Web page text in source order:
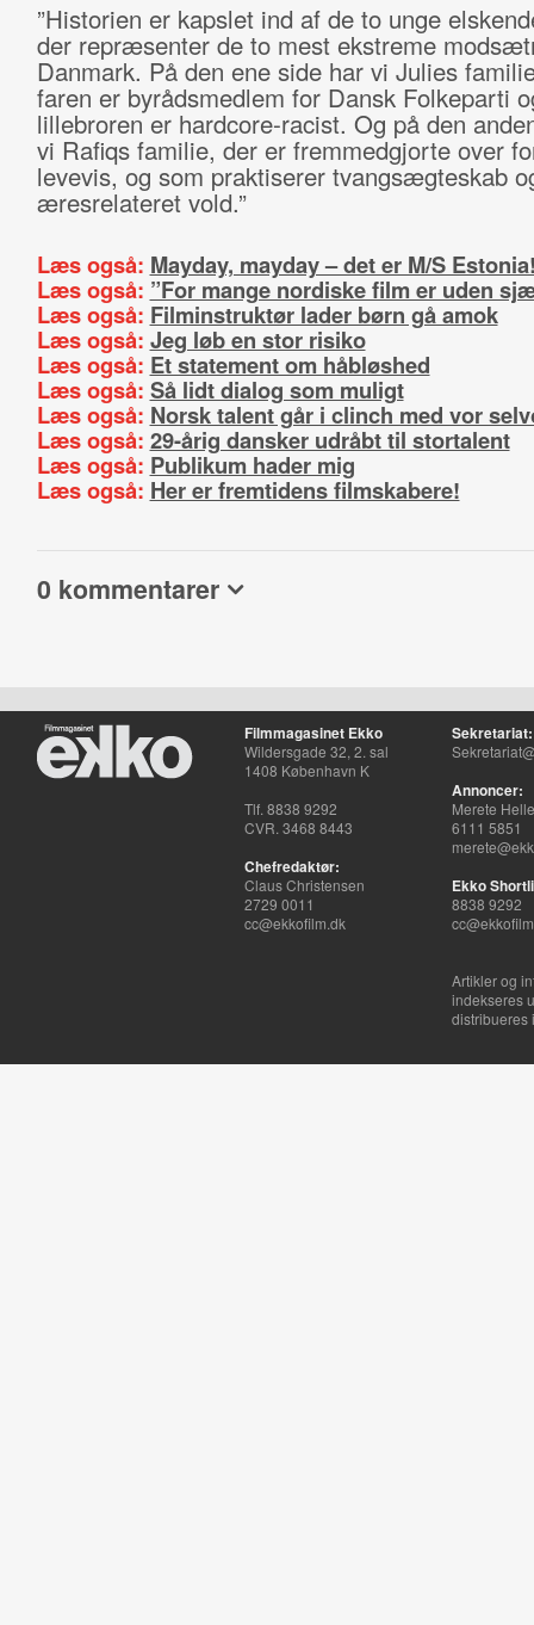
”Historien er kapslet ind af de to unge
der repræsenter de to mest ekstreme
Danmark. På den ene side har vi Julies
faren er byrådsmedlem for Dansk Folkeparti
lillebroren er hardcore-racist. Og på den
vi Rafiqs familie, der er fremmedgjorte over
levevis, og som praktiserer tvangsægteskab
æresrelateret vold.”
Læs også: Mayday, mayday – det er M/S
Læs også: ”For mange nordiske film er uden
Læs også: Filminstruktør lader børn gå amok
Læs også: Jeg løb en stor risiko
Læs også: Et statement om håbløshed
Læs også: Så lidt dialog som muligt
Læs også: Norsk talent går i clinch med vor
Læs også: 29-årig dansker udråbt til stortalent
Læs også: Publikum hader mig
Læs også: Her er fremtidens filmskabere!
0 kommentarer
Filmmagasinet Ekko
Wildersgade 32, 2. sal
1408 København K
Tlf. 8838 9292
CVR. 3468 8443
Chefredaktør:
Claus Christensen
2729 0011
cc@ekkofilm.dk
Sekretariat:
Annoncer:
Merete
6111 5851
Ekko
8838 9292
Artikler og
indekseres
distribueres